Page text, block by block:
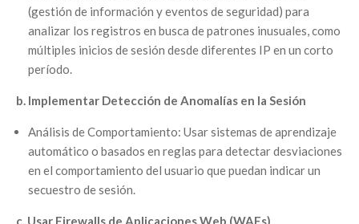
(gestión de información y eventos de seguridad) para
analizar los registros en busca de patrones inusuales, como
múltiples inicios de sesión desde diferentes IP en un corto
período.
b. Implementar Detección de Anomalías en la Sesión
Análisis de Comportamiento: Usar sistemas de aprendizaje
automático o basados en reglas para detectar desviaciones
en el comportamiento del usuario que puedan indicar un
secuestro de sesión.
c. Usar Firewalls de Aplicaciones Web (WAFs)